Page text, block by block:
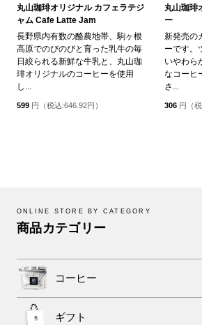
丸山珈琲オリジナル カフェラテジ
ャム Cafe Latte Jam
長野県内有数の酪農地帯、駒ヶ根
高原でのびのびと育った乳牛の毎
日絞られる新鮮な牛乳と、丸山珈
琲オリジナルのコーヒーを使用
し...
599 円（税込:646.92円）
丸山珈琲
ー
新発売の
ーです。
いやわら
なコーヒ
さ...
306 円（
ONLINE STORE BY CATEGORY
商品カテゴリー
コーヒー
ギフト